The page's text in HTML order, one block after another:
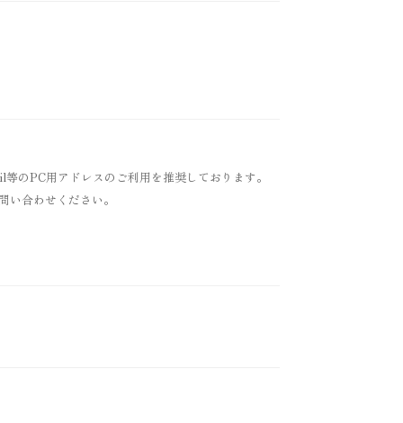
のPC用アドレスのご利用を推奨しております。
合わせください。